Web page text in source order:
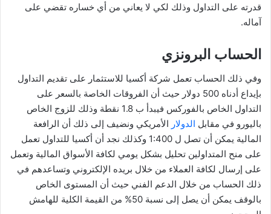
قدرته على التداول وذلك لكي لا يعاني من أي خساره تقضي على
آماله.
الحساب البرونزي
وفي ذلك الحساب تعمل شركة أكسيا للاستثمار على تقديم التداول
بإيداع أدناه 500 دولار حيث أن الفروقات الخاصة بالسعر على
التداول الخاص بالفوركس فيبدأ ب 1.8 نقطة وذلك للزوج الخاص
باليورو في مقابل الدولار الأمريكي ونضيف إلى ذلك أن الرافعة
المالية يمكن أن تصل ل 1:400 وكذلك نجد أن أكسيا للتداول تعمل
على منح المتداولين تحليل بشكل يومي لكافة الأسواق المالية وتعمل
على إرسال لكافة العملاء من خلال بريده الإلكتروني وتساعدهم في
ذلك الحساب من خلال الدعم الفني حيث أن المستوى الخاص
بالوقف يمكن أن يصل إلى نسبة 50% من القيمة الكلية للهامش